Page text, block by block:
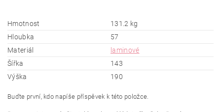
Hmotnost
131.2 kg
Hloubka
57
Materiál
laminové
Šířka
143
Výška
190
Buďte první, kdo napíše příspěvek k této položce.